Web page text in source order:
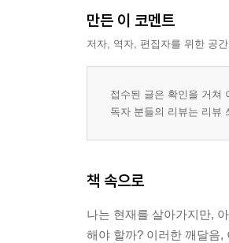
만든 이 코멘트
저자, 역자, 편집자를 위한 공
접수된 글은 확인을 거쳐
독자 분들의 리뷰는 리뷰
책 속으로
나는 현재를 살아가지만,
해야 할까? 이러한 깨달음,